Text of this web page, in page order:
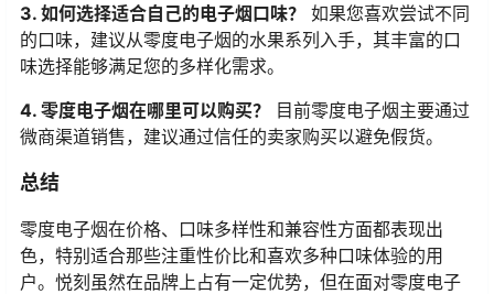
3. 如何选择适合自己的电子烟口味？
如果您喜欢尝试不同
的口味，建议从零度电子烟的水果系列入手，其丰富的口
味选择能够满足您的多样化需求。
4. 零度电子烟在哪里可以购买？
目前零度电子烟主要通过
微商渠道销售，建议通过信任的卖家购买以避免假货。
总结
零度电子烟在价格、口味多样性和兼容性方面都表现出
色，特别适合那些注重性价比和喜欢多种口味体验的用
户。悦刻虽然在品牌上占有一定优势，但在面对零度电子